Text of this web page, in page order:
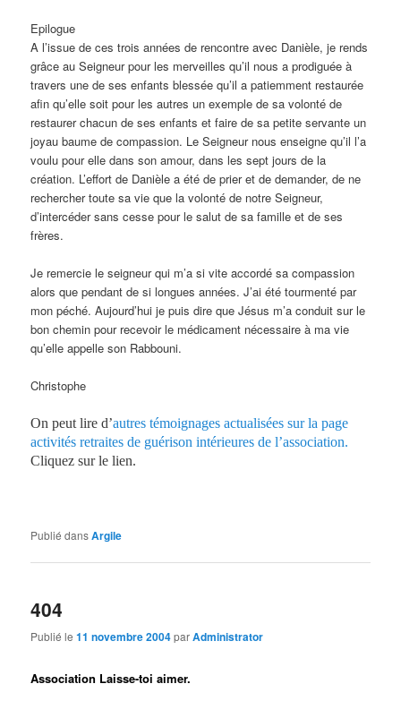
Epilogue
A l’issue de ces trois années de rencontre avec Danièle, je rends
grâce au Seigneur pour les merveilles qu’il nous a prodiguée à
travers une de ses enfants blessée qu’il a patiemment restaurée
afin qu’elle soit pour les autres un exemple de sa volonté de
restaurer chacun de ses enfants et faire de sa petite servante un
joyau baume de compassion. Le Seigneur nous enseigne qu’il l’a
voulu pour elle dans son amour, dans les sept jours de la
création. L’effort de Danièle a été de prier et de demander, de ne
rechercher toute sa vie que la volonté de notre Seigneur,
d’intercéder sans cesse pour le salut de sa famille et de ses
frères.
Je remercie le seigneur qui m’a si vite accordé sa compassion
alors que pendant de si longues années. J’ai été tourmenté par
mon péché. Aujourd’hui je puis dire que Jésus m’a conduit sur le
bon chemin pour recevoir le médicament nécessaire à ma vie
qu’elle appelle son Rabbouni.
Christophe
On peut lire d’autres témoignages actualisées sur la page
activités retraites de guérison intérieures de l’association.
Cliquez sur le lien.
Publié dansArgile
404
Publié le11 novembre 2004parAdministrator
Association Laisse-toi aimer.